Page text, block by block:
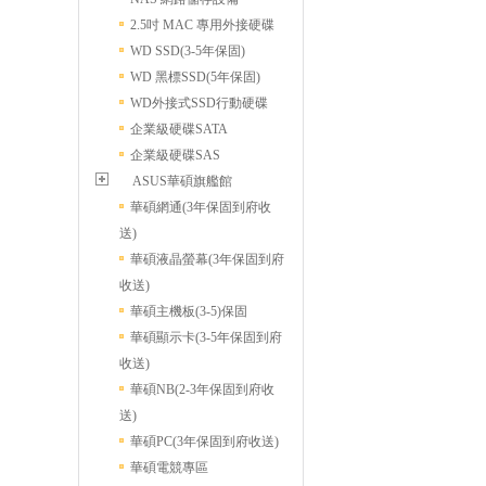
2.5吋 MAC 專用外接硬碟
WD SSD(3-5年保固)
WD 黑標SSD(5年保固)
WD外接式SSD行動硬碟
企業級硬碟SATA
企業級硬碟SAS
ASUS華碩旗艦館
華碩網通(3年保固到府收
送)
華碩液晶螢幕(3年保固到府
收送)
華碩主機板(3-5)保固
華碩顯示卡(3-5年保固到府
收送)
華碩NB(2-3年保固到府收
送)
華碩PC(3年保固到府收送)
華碩電競專區